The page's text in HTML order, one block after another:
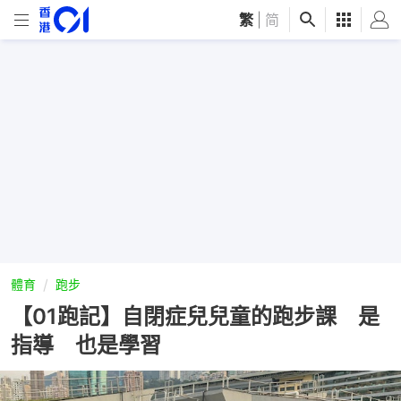
繁 简
體育 跑步
【01跑記】自閉症兒兒童的跑步課 是
指導 也是學習